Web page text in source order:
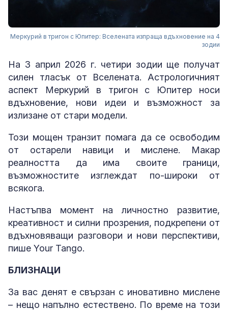
Меркурий в тригон с Юпитер: Вселената изпраща вдъхновение на 4
зодии
На 3 април 2026 г. четири зодии ще получат
силен тласък от Вселената. Астрологичният
аспект Меркурий в тригон с Юпитер носи
вдъхновение, нови идеи и възможност за
излизане от стари модели.
Този мощен транзит помага да се освободим
от остарели навици и мислене. Макар
реалността да има своите граници,
възможностите изглеждат по-широки от
всякога.
Настъпва момент на личностно развитие,
креативност и силни прозрения, подкрепени от
вдъхновяващи разговори и нови перспективи,
пише Your Tango.
БЛИЗНАЦИ
За вас денят е свързан с иновативно мислене
– нещо напълно естествено. По време на този